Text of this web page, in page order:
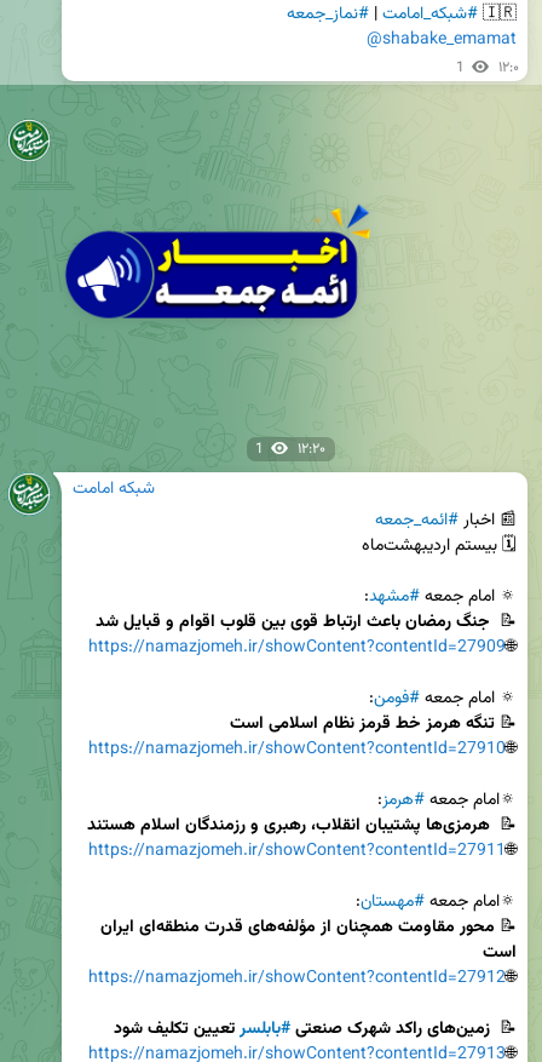
🇮🇷 #شبکه_امامت | #نماز_جمعه
@shabake_emamat
1 ۱۲:۰
1 ۱۲:۲۰
شبکه امامت
📰 اخبار #ائمه_جمعه
🔅 امام جمعه #مشهد
📝 جنگ رمضان باعث ارتباط قوی بین قلوب اقوام و قبایل شد
🌐
https://namazjomeh.ir/showContent?contentId=27909
🔅 امام جمعه #فومن
📝 تنگه هرمز خط قرمز نظام اسلامی است
🌐
https://namazjomeh.ir/showContent?contentId=27910
🔅امام جمعه #هرمز
📝 هرمزی‌ها پشتیبان انقلاب، رهبری و رزمندگان اسلام هستند
🌐
https://namazjomeh.ir/showContent?contentId=27911
🔅امام جمعه #مهستان
📝
است
🌐
https://namazjomeh.ir/showContent?contentId=27912
📝 زمین‌های راکد شهرک صنعتی #بابلسر تعیین تکلیف شود
🌐
https://namazjomeh.ir/showContent?contentId=27913